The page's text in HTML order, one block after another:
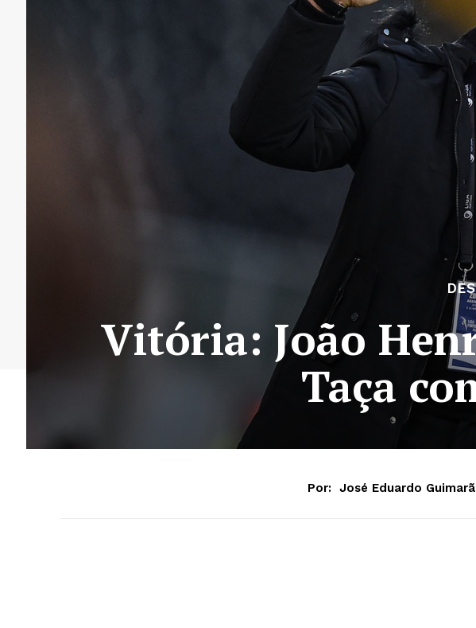
Vitória: João
Taça
Por: José Eduardo